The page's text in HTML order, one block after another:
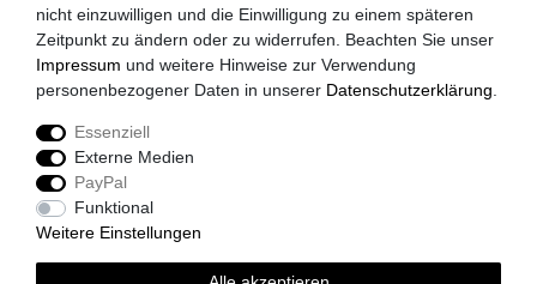
Versandkosten
Impressum
Paypal
Vorkasse
Kreditkarte
Versandpartner
nicht einzuwilligen und die Einwilligung zu einem späteren
Zeitpunkt zu ändern oder zu widerrufen. Beachten Sie unser
Impressum und weitere Hinweise zur Verwendung
personenbezogener Daten in unserer Daten­schutz­erklärung
Essenziell
Externe Medien
PayPal
Funktional
Weitere Einstellungen